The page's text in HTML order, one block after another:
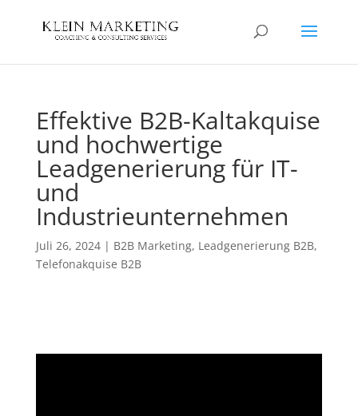
Effektive B2B-Kaltakquise
und hochwertige
Leadgenerierung für IT-
und
Industrieunternehmen
Juli 26, 2024| B2B Marketing, Leadgenerierung B2B,
Telefonakquise B2B